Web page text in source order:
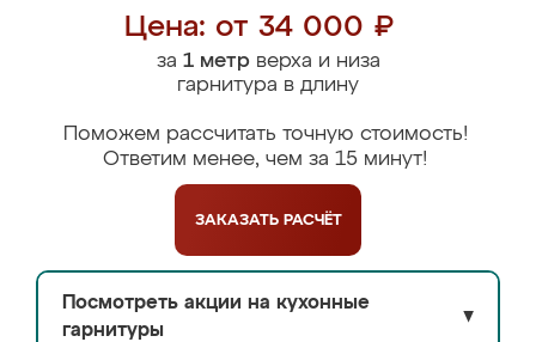
Цена: от 34 000 ₽
за 1 метрверха и низа
гарнитура в длину
Поможем рассчитать точную стоимость!
Ответим менее, чем за 15 минут!
ЗАКАЗАТЬ РАСЧЁТ
Посмотреть акции на кухонные
гарнитуры
▼